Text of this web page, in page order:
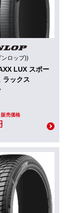
ロップ))
LUX スポー
ラックス
販売価格